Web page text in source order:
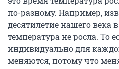
по-разному. Например,
десятилетие нашего века
температура не росла. То
индивидуально для
меняются, потому что